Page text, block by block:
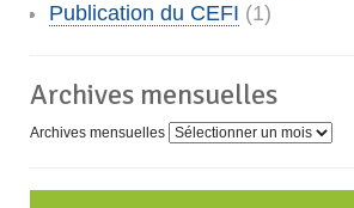
Publication du CEFI (1)
Archives mensuelles
Archives mensuelles